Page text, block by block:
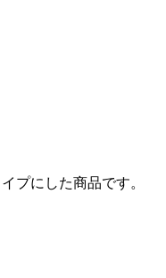
プにした商品です。